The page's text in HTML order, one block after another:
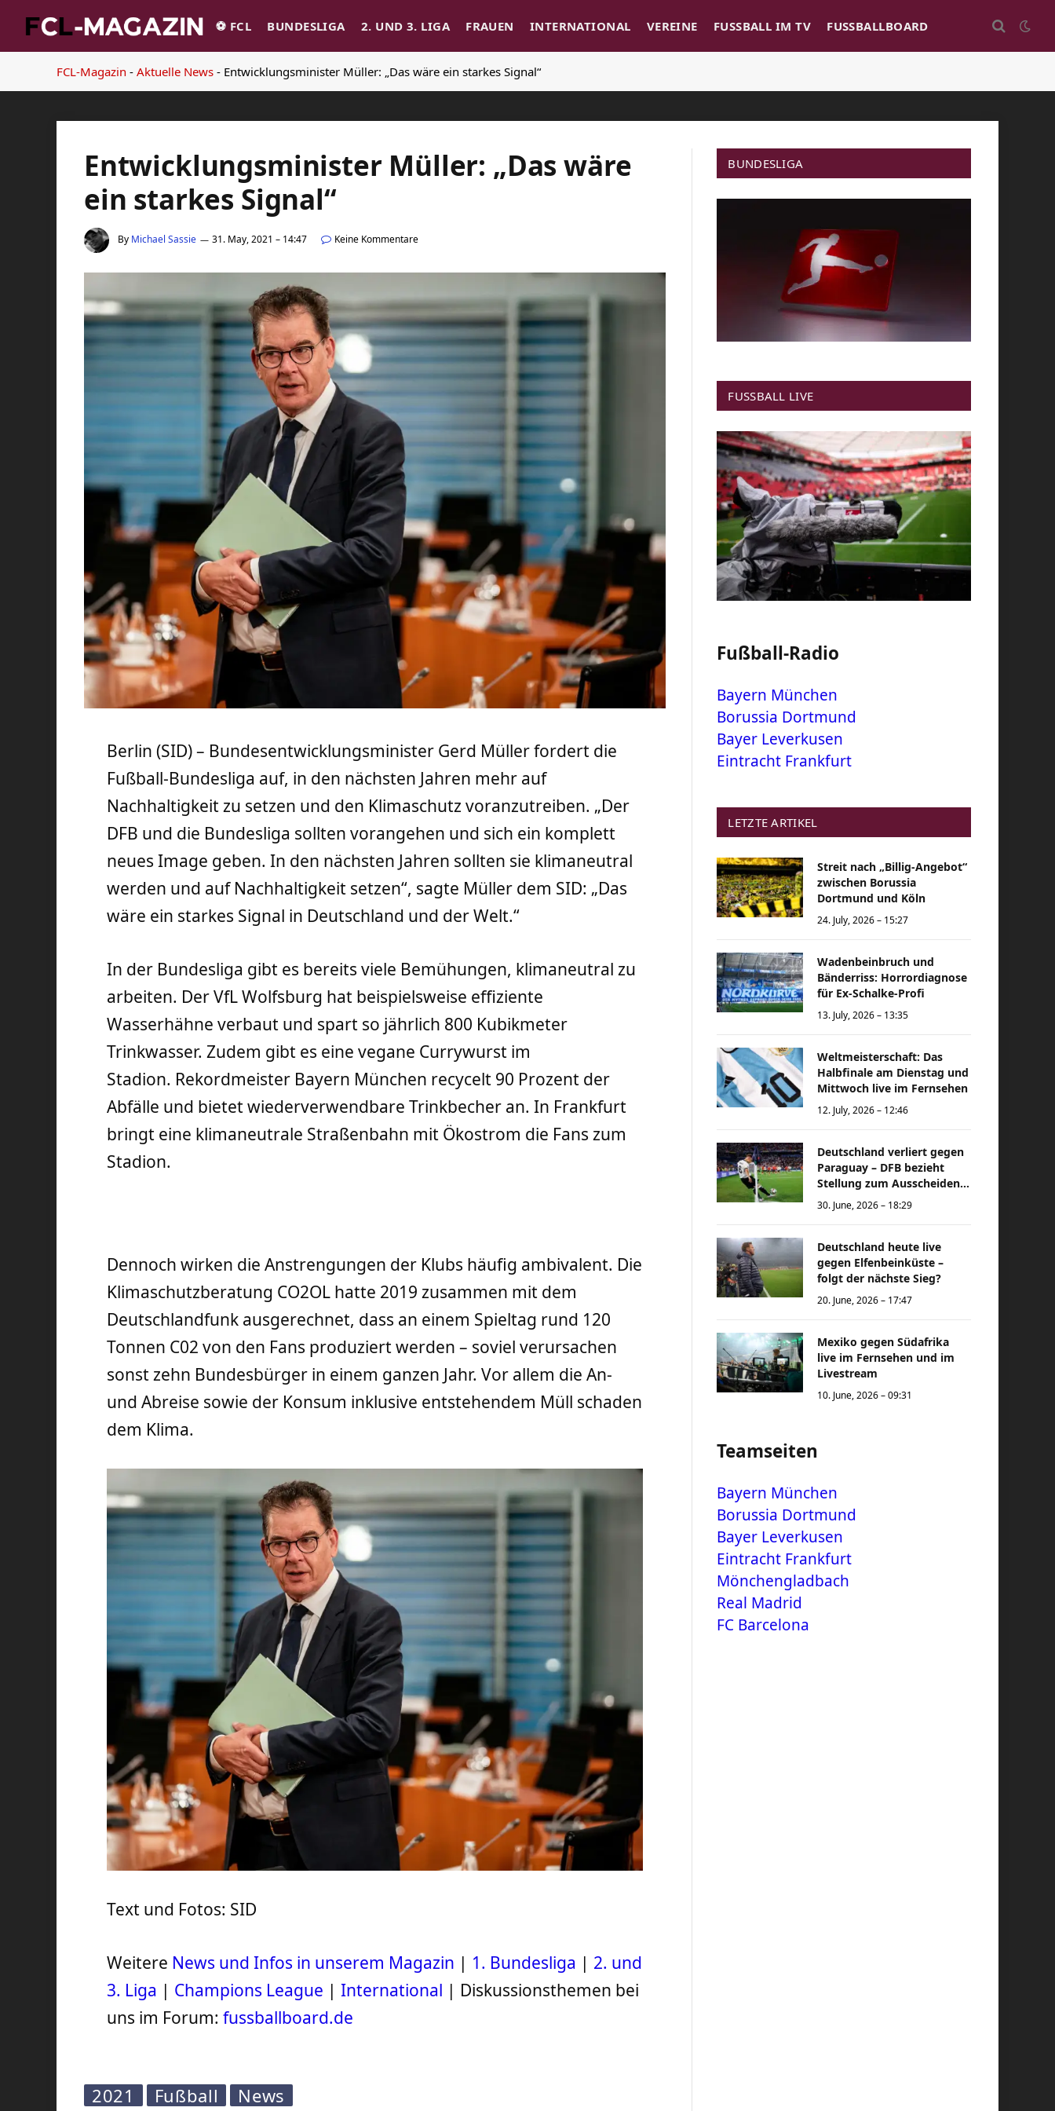
⚽️ FCL BUNDESLIGA 2. UND 3. LIGA FRAUEN INTERNATIONAL VEREINE FUSSBALL IM TV FUSSBALLBOARD
FCL-Magazin - Aktuelle News - Entwicklungsminister Müller: „Das wäre ein starkes Signal“
Entwicklungsminister Müller: „Das wäre
ein starkes Signal“
By Michael Sassie 31. May, 2021 – 14:47 Keine Kommentare
Berlin (SID) – Bundesentwicklungsminister Gerd Müller fordert die
Fußball-Bundesliga auf, in den nächsten Jahren mehr auf
Nachhaltigkeit zu setzen und den Klimaschutz voranzutreiben. „Der
DFB und die Bundesliga sollten vorangehen und sich ein komplett
neues Image geben. In den nächsten Jahren sollten sie klimaneutral
werden und auf Nachhaltigkeit setzen“, sagte Müller dem SID: „Das
wäre ein starkes Signal in Deutschland und der Welt.“
In der Bundesliga gibt es bereits viele Bemühungen, klimaneutral zu
arbeiten. Der VfL Wolfsburg hat beispielsweise effiziente
Wasserhähne verbaut und spart so jährlich 800 Kubikmeter
Trinkwasser. Zudem gibt es eine vegane Currywurst im
Stadion. Rekordmeister Bayern München recycelt 90 Prozent der
Abfälle und bietet wiederverwendbare Trinkbecher an. In Frankfurt
bringt eine klimaneutrale Straßenbahn mit Ökostrom die Fans zum
Stadion.
Dennoch wirken die Anstrengungen der Klubs häufig ambivalent. Die
Klimaschutzberatung CO2OL hatte 2019 zusammen mit dem
Deutschlandfunk ausgerechnet, dass an einem Spieltag rund 120
Tonnen C02 von den Fans produziert werden – soviel verursachen
sonst zehn Bundesbürger in einem ganzen Jahr. Vor allem die An-
und Abreise sowie der Konsum inklusive entstehendem Müll schaden
dem Klima.
Text und Fotos: SID
Weitere News und Infos in unserem Magazin | 1. Bundesliga | 2. und
3. Liga | Champions League |International | Diskussionsthemen bei
uns im Forum:fussballboard.de
2021 Fußball News
BUNDESLIGA
FUSSBALL LIVE
Fußball-Radio
Bayern München
Borussia Dortmund
Bayer Leverkusen
Eintracht Frankfurt
LETZTE ARTIKEL
Streit nach „Billig-Angebot“
zwischen Borussia
Dortmund und Köln
24. July, 2026 – 15:27
Wadenbeinbruch und
Bänderriss: Horrordiagnose
für Ex-Schalke-Profi
13. July, 2026 – 13:35
Weltmeisterschaft: Das
Halbfinale am Dienstag und
Mittwoch live im Fernsehen
12. July, 2026 – 12:46
Deutschland verliert gegen
Paraguay – DFB bezieht
Stellung zum Ausscheiden
bei der Weltmeisterschaft
30. June, 2026 – 18:29
Deutschland heute live
gegen Elfenbeinküste –
folgt der nächste Sieg?
20. June, 2026 – 17:47
Mexiko gegen Südafrika
live im Fernsehen und im
Livestream
10. June, 2026 – 09:31
Teamseiten
Bayern München
Borussia Dortmund
Bayer Leverkusen
Eintracht Frankfurt
Mönchengladbach
Real Madrid
FC Barcelona